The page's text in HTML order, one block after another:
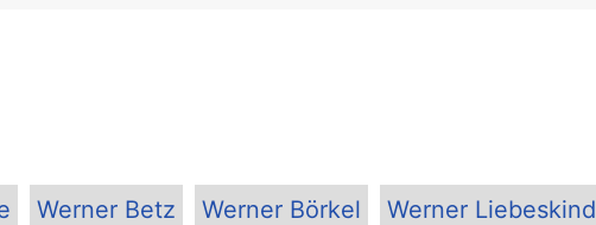
Werner Betz Werner Börkel Werner Liebeskind